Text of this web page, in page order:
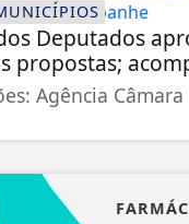
Deputados
propostas;
Agência